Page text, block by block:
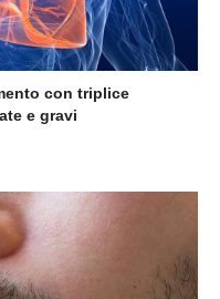
con triplice
e gravi